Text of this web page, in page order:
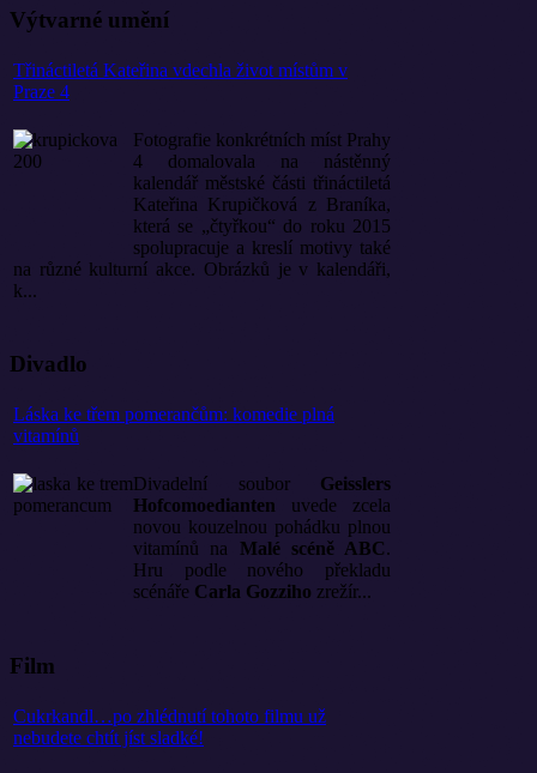
Výtvarné umění
Třináctiletá Kateřina vdechla život místům v
Praze 4
Fotografie konkrétních míst Prahy
4 domalovala na nástěnný
kalendář městské části třináctiletá
Kateřina Krupičková z Braníka,
která se „čtyřkou“ do roku 2015
spolupracuje a kreslí motivy také
na různé kulturní akce. Obrázků je v kalendáři,
k...
Divadlo
Láska ke třem pomerančům: komedie plná
vitamínů
Divadelní soubor Geisslers
Hofcomoedianten uvede zcela
novou kouzelnou pohádku plnou
vitamínů na Malé scéně ABC.
Hru podle nového překladu
scénáře Carla Gozziho zrežír...
Film
Cukrkandl…po zhlédnutí tohoto filmu už
nebudete chtít jíst sladké!